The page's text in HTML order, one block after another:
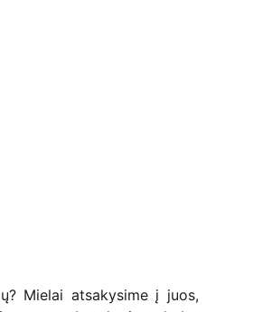
Mielai atsakysime į juos,